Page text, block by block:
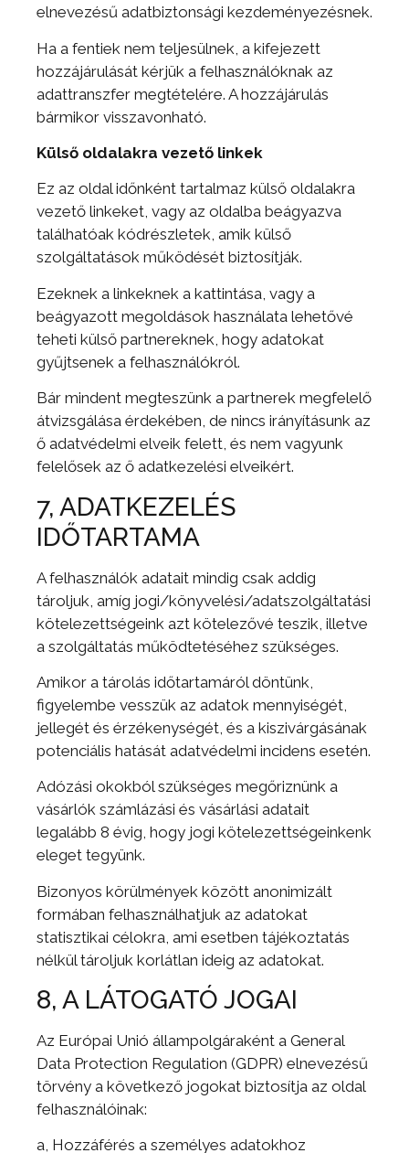
elnevezésű adatbiztonsági kezdeményezésnek.
Ha a fentiek nem teljesülnek, a kifejezett
hozzájárulását kérjük a felhasználóknak az
adattranszfer megtételére. A hozzájárulás
bármikor visszavonható.
Külső oldalakra vezető linkek
Ez az oldal időnként tartalmaz külső oldalakra
vezető linkeket, vagy az oldalba beágyazva
találhatóak kódrészletek, amik külső
szolgáltatások működését biztosítják.
Ezeknek a linkeknek a kattintása, vagy a
beágyazott megoldások használata lehetővé
teheti külső partnereknek, hogy adatokat
gyűjtsenek a felhasználókról.
Bár mindent megteszünk a partnerek megfelelő
átvizsgálása érdekében, de nincs irányításunk az
ő adatvédelmi elveik felett, és nem vagyunk
felelősek az ő adatkezelési elveikért.
7, ADATKEZELÉS
IDŐTARTAMA
A felhasználók adatait mindig csak addig
tároljuk, amíg jogi/könyvelési/adatszolgáltatási
kötelezettségeink azt kötelezővé teszik, illetve
a szolgáltatás működtetéséhez szükséges.
Amikor a tárolás időtartamáról döntünk,
figyelembe vesszük az adatok mennyiségét,
jellegét és érzékenységét, és a kiszivárgásának
potenciális hatását adatvédelmi incidens esetén.
Adózási okokból szükséges megőriznünk a
vásárlók számlázási és vásárlási adatait
legalább 8 évig, hogy jogi kötelezettségeinkenk
eleget tegyünk.
Bizonyos körülmények között anonimizált
formában felhasználhatjuk az adatokat
statisztikai célokra, ami esetben tájékoztatás
nélkül tároljuk korlátlan ideig az adatokat.
8, A LÁTOGATÓ JOGAI
Az Európai Unió állampolgáraként a General
Data Protection Regulation (GDPR) elnevezésű
törvény a következő jogokat biztosítja az oldal
felhasználóinak:
a, Hozzáférés a személyes adatokhoz